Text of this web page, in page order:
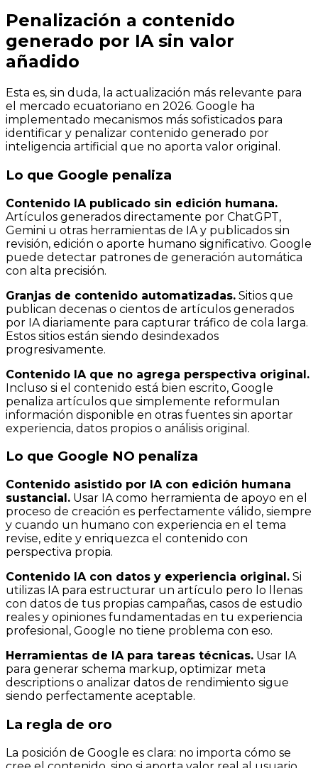
Penalización a contenido
generado por IA sin valor
añadido
Esta es, sin duda, la actualización más relevante para
el mercado ecuatoriano en 2026. Google ha
implementado mecanismos más sofisticados para
identificar y penalizar contenido generado por
inteligencia artificial que no aporta valor original.
Lo que Google penaliza
Contenido IA publicado sin edición humana.
Artículos generados directamente por ChatGPT,
Gemini u otras herramientas de IA y publicados sin
revisión, edición o aporte humano significativo. Google
puede detectar patrones de generación automática
con alta precisión.
Granjas de contenido automatizadas. Sitios que
publican decenas o cientos de artículos generados
por IA diariamente para capturar tráfico de cola larga.
Estos sitios están siendo desindexados
progresivamente.
Contenido IA que no agrega perspectiva original.
Incluso si el contenido está bien escrito, Google
penaliza artículos que simplemente reformulan
información disponible en otras fuentes sin aportar
experiencia, datos propios o análisis original.
Lo que Google NO penaliza
Contenido asistido por IA con edición humana
sustancial. Usar IA como herramienta de apoyo en el
proceso de creación es perfectamente válido, siempre
y cuando un humano con experiencia en el tema
revise, edite y enriquezca el contenido con
perspectiva propia.
Contenido IA con datos y experiencia original. Si
utilizas IA para estructurar un artículo pero lo llenas
con datos de tus propias campañas, casos de estudio
reales y opiniones fundamentadas en tu experiencia
profesional, Google no tiene problema con eso.
Herramientas de IA para tareas técnicas. Usar IA
para generar schema markup, optimizar meta
descriptions o analizar datos de rendimiento sigue
siendo perfectamente aceptable.
La regla de oro
La posición de Google es clara: no importa cómo se